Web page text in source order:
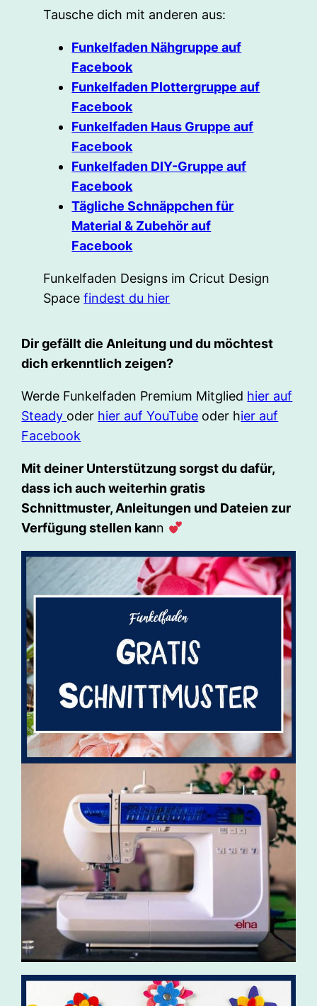
Tausche dich mit anderen aus:
Funkelfaden Nähgruppe auf
Facebook
Funkelfaden Plottergruppe auf
Facebook
Funkelfaden Haus Gruppe auf
Facebook
Funkelfaden DIY-Gruppe auf
Facebook
Tägliche Schnäppchen für
Material & Zubehör auf
Facebook
Funkelfaden Designs im Cricut Design
Spacefindest du hier
Dir gefällt die Anleitung und du möchtest
dich erkenntlich zeigen?
Werde Funkelfaden Premium Mitglied hier auf
Steady oder hier auf YouTube oder hier auf
Facebook
Mit deiner Unterstützung sorgst du dafür,
dass ich auch weiterhin gratis
Schnittmuster, Anleitungen und Dateien zur
Verfügung stellen kann